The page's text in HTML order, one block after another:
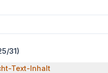
/31)
Barriere:
Text-Inhalt